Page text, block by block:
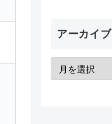
アーカイブ